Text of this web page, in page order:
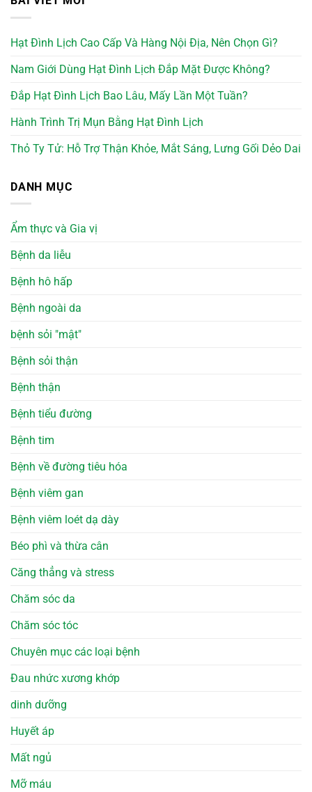
Hạt Đình Lịch Cao Cấp Và Hàng Nội Địa, Nên Chọn Gì?
Nam Giới Dùng Hạt Đình Lịch Đắp Mặt Được Không?
Đắp Hạt Đình Lịch Bao Lâu, Mấy Lần Một Tuần?
Hành Trình Trị Mụn Bằng Hạt Đình Lịch
Thỏ Ty Tử: Hỗ Trợ Thận Khỏe, Mắt Sáng, Lưng Gối Dẻo Dai
DANH MỤC
Ẩm thực và Gia vị
Bệnh da liễu
Bệnh hô hấp
Bệnh ngoài da
bệnh sỏi "mật"
Bệnh sỏi thận
Bệnh thận
Bệnh tiểu đường
Bệnh tim
Bệnh về đường tiêu hóa
Bệnh viêm gan
Bệnh viêm loét dạ dày
Béo phì và thừa cân
Căng thẳng và stress
Chăm sóc da
Chăm sóc tóc
Chuyên mục các loại bệnh
Đau nhức xương khớp
dinh dưỡng
Huyết áp
Mất ngủ
Mỡ máu